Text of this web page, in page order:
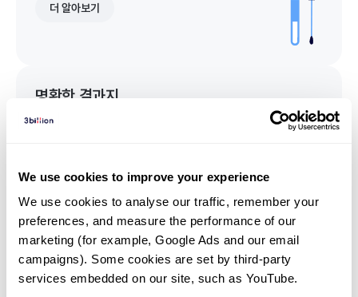
We use cookies to improve your experience
We use cookies to analyse our traffic, remember your
preferences, and measure the performance of our
marketing (for example, Google Ads and our email
campaigns). Some cookies are set by third-party
services embedded on our site, such as YouTube.
더 알아보기
명확한 결과지
임상유전학팀과 소통
궁금한 점을 임상유전학팀과 직접 논의 할 수 있습니다.
문의하기